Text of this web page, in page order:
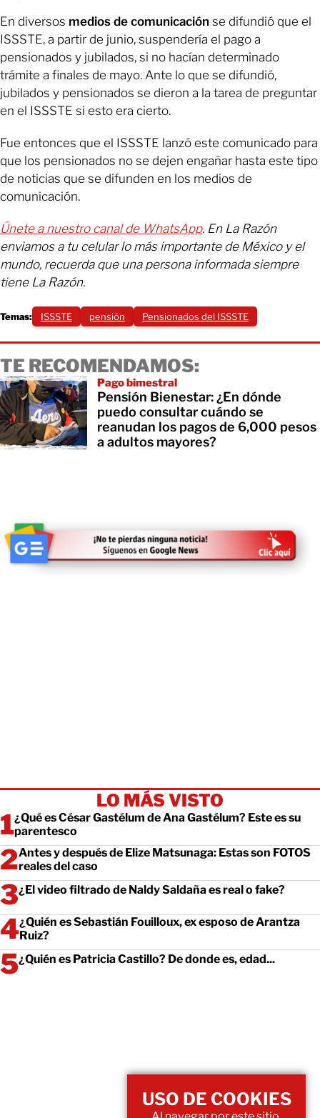
En diversos medios de comunicación se difundió que el
ISSSTE, a partir de junio, suspendería el pago a
pensionados y jubilados, si no hacían determinado
trámite a finales de mayo. Ante lo que se difundió,
jubilados y pensionados se dieron a la tarea de preguntar
en el ISSSTE si esto era cierto.
Fue entonces que el ISSSTE lanzó este comunicado para
que los pensionados no se dejen engañar hasta este tipo
de noticias que se difunden en los medios de
comunicación.
Únete a nuestro canal de WhatsApp. En La Razón
enviamos a tu celular lo más importante de México y el
mundo, recuerda que una persona informada siempre
tiene La Razón.
Temas: ISSSTE pensión Pensionados del ISSSTE
TE RECOMENDAMOS:
Pago bimestral
Pensión Bienestar: ¿En dónde
puedo consultar cuándo se
reanudan los pagos de 6,000 pesos
a adultos mayores?
LO MÁS VISTO
¿Qué es César Gastélum de Ana Gastélum? Este es su
parentesco
Antes y después de Elize Matsunaga: Estas son FOTOS
reales del caso
¿El video filtrado de Naldy Saldaña es real o fake?
¿Quién es Sebastián Fouilloux, ex esposo de Arantza
Ruiz?
¿Quién es Patricia Castillo? De donde es, edad...
USO DE COOKIES